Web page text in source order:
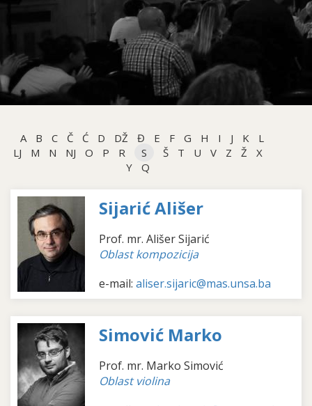
A B C Č Ć D DŽ Đ E F G H I J K
L
LJ
M N NJ O P R S Š T U V Z Ž
X
Y
Q
Sijarić Ališer
Prof. mr. Ališer Sijarić
Oblast kompozicija
e-mail: aliser.sijaric@mas.unsa.ba
Simović Marko
Prof. mr. Marko Simović
Oblast violina